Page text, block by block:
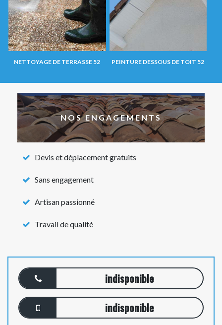
NETTOYAGE DE TERRASSE 52 PEINTURE DESSOUS DE TOIT 52
NOS ENGAGEMENTS
Devis et déplacement gratuits
Sans engagement
Artisan passionné
Travail de qualité
indisponible
indisponible